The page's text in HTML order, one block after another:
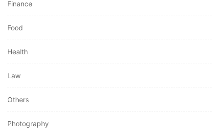
Finance
Food
Health
Law
Others
Photography